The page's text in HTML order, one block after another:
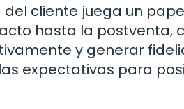
del cliente juega un
hasta la postventa,
y generar
expectativas para